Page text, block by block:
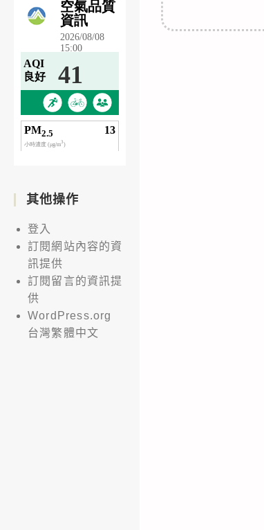
其他操作
登入
訂閱網站內容的資
訊提供
訂閱留言的資訊提
供
WordPress.org
台灣繁體中文